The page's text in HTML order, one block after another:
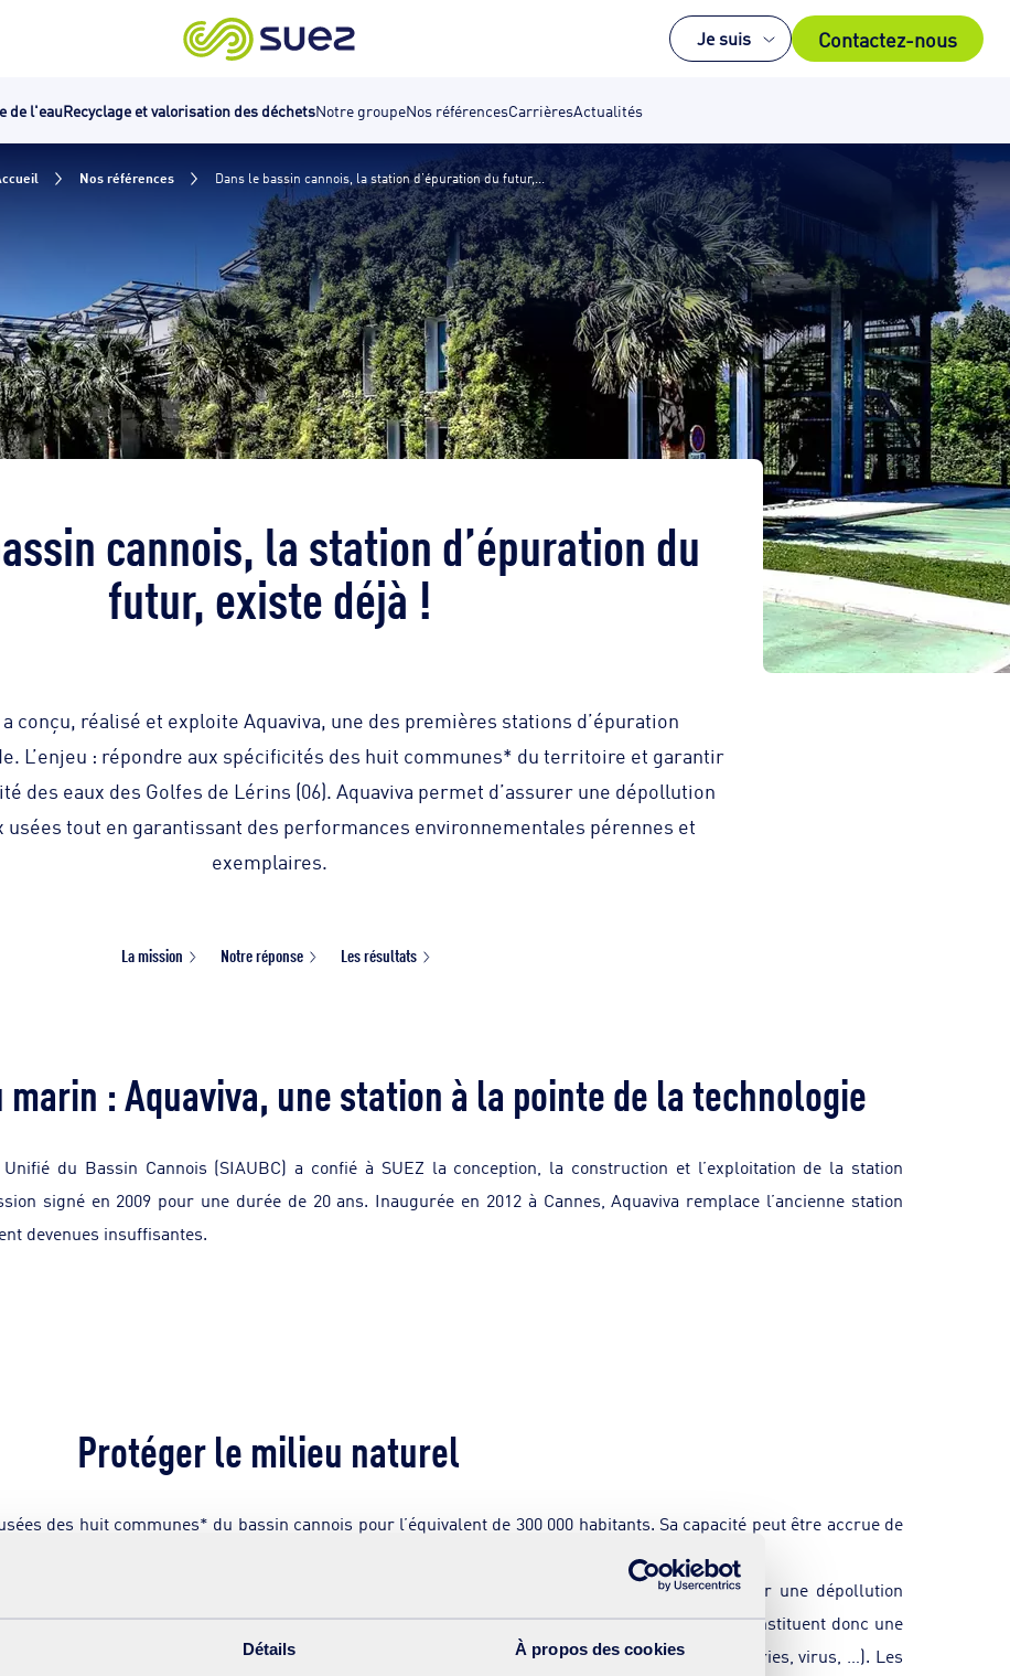
Détails À propos des cookies
Je suis Contactez-nous
de l'eauRecyclage et valorisation des déchetsNotre groupeNos référencesCarrièresActualités
Nos références Dans le bassin cannois, la station d’épuration du futur,...
cannois, la station d’épuration du
futur, existe déjà !
a conçu, réalisé et exploite Aquaviva, une des premières stations d’épuration
L’enjeu : répondre aux spécificités des huit communes* du territoire et garantir
des eaux des Golfes de Lérins (06). Aquaviva permet d’assurer une dépollution
usées tout en garantissant des performances environnementales pérennes et
exemplaires.
La mission Notre réponse Les résultats
: Aquaviva, une station à la pointe de la technologie
du Bassin Cannois (SIAUBC) a confié à SUEZ la conception, la construction et l’exploitation de la station
signé en 2009 pour une durée de 20 ans. Inaugurée en 2012 à Cannes, Aquaviva remplace l’ancienne station
devenues insuffisantes.
Protéger le milieu naturel
des huit communes* du bassin cannois pour l’équivalent de 300 000 habitants. Sa capacité peut être accrue de
saisonnières mais aussi aux prévisions d’accroissement de la population à l’horizon 2040.
technologie d’ultrafiltration par bio-réacteur à membranes (BRM) développée par SUEZ, pour une dépollution
d’ultrafiltration ont des pores 10 000 fois plus petits que ceux de la peau. Ces membranes constituent donc une
les particules, mais aussi les bactéries et les agents pathogènes (micro-organismes, bactéries, virus, …). Les